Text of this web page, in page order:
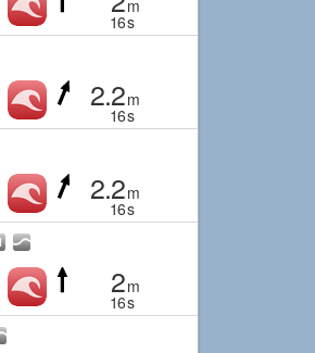
m
16s
2.2m
16s
2.2m
16s
2m
16s